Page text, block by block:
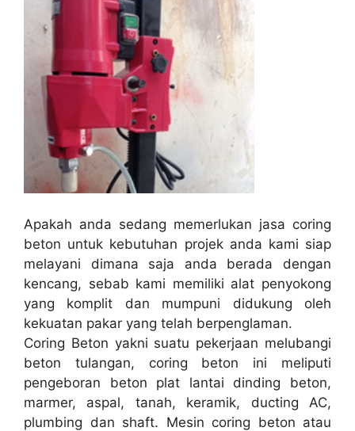
Apakah anda sedang memerlukan jasa coring
beton untuk kebutuhan projek anda kami siap
melayani dimana saja anda berada dengan
kencang, sebab kami memiliki alat penyokong
yang komplit dan mumpuni didukung oleh
kekuatan pakar yang telah berpenglaman.
Coring Beton yakni suatu pekerjaan melubangi
beton tulangan, coring beton ini meliputi
pengeboran beton plat lantai dinding beton,
marmer, aspal, tanah, keramik, ducting AC,
plumbing dan shaft. Mesin coring beton atau